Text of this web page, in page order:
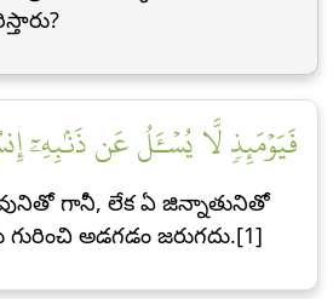
فَيَوۡمَئِذٖ لَّا يُسۡـَٔلُ عَن ذَنۢبِهِۦٓ
గానీ, లేక ఏ జిన్నాతునితో
అడగడం జరుగదు.[1]